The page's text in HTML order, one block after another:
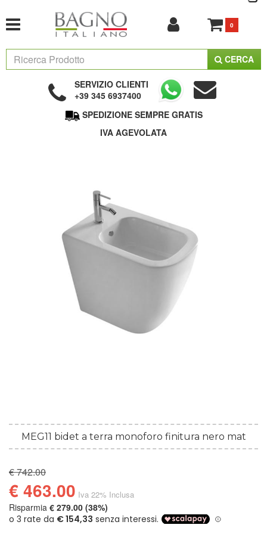
0
CERCA
SERVIZIO CLIENTI
+39 345 6937400
SPEDIZIONE SEMPRE GRATIS
IVA AGEVOLATA
MEG11 bidet a terra monoforo finitura nero mat
€ 742.00
€ 463.00 Iva 22% Inclusa
Risparmia € 279.00 (38%)